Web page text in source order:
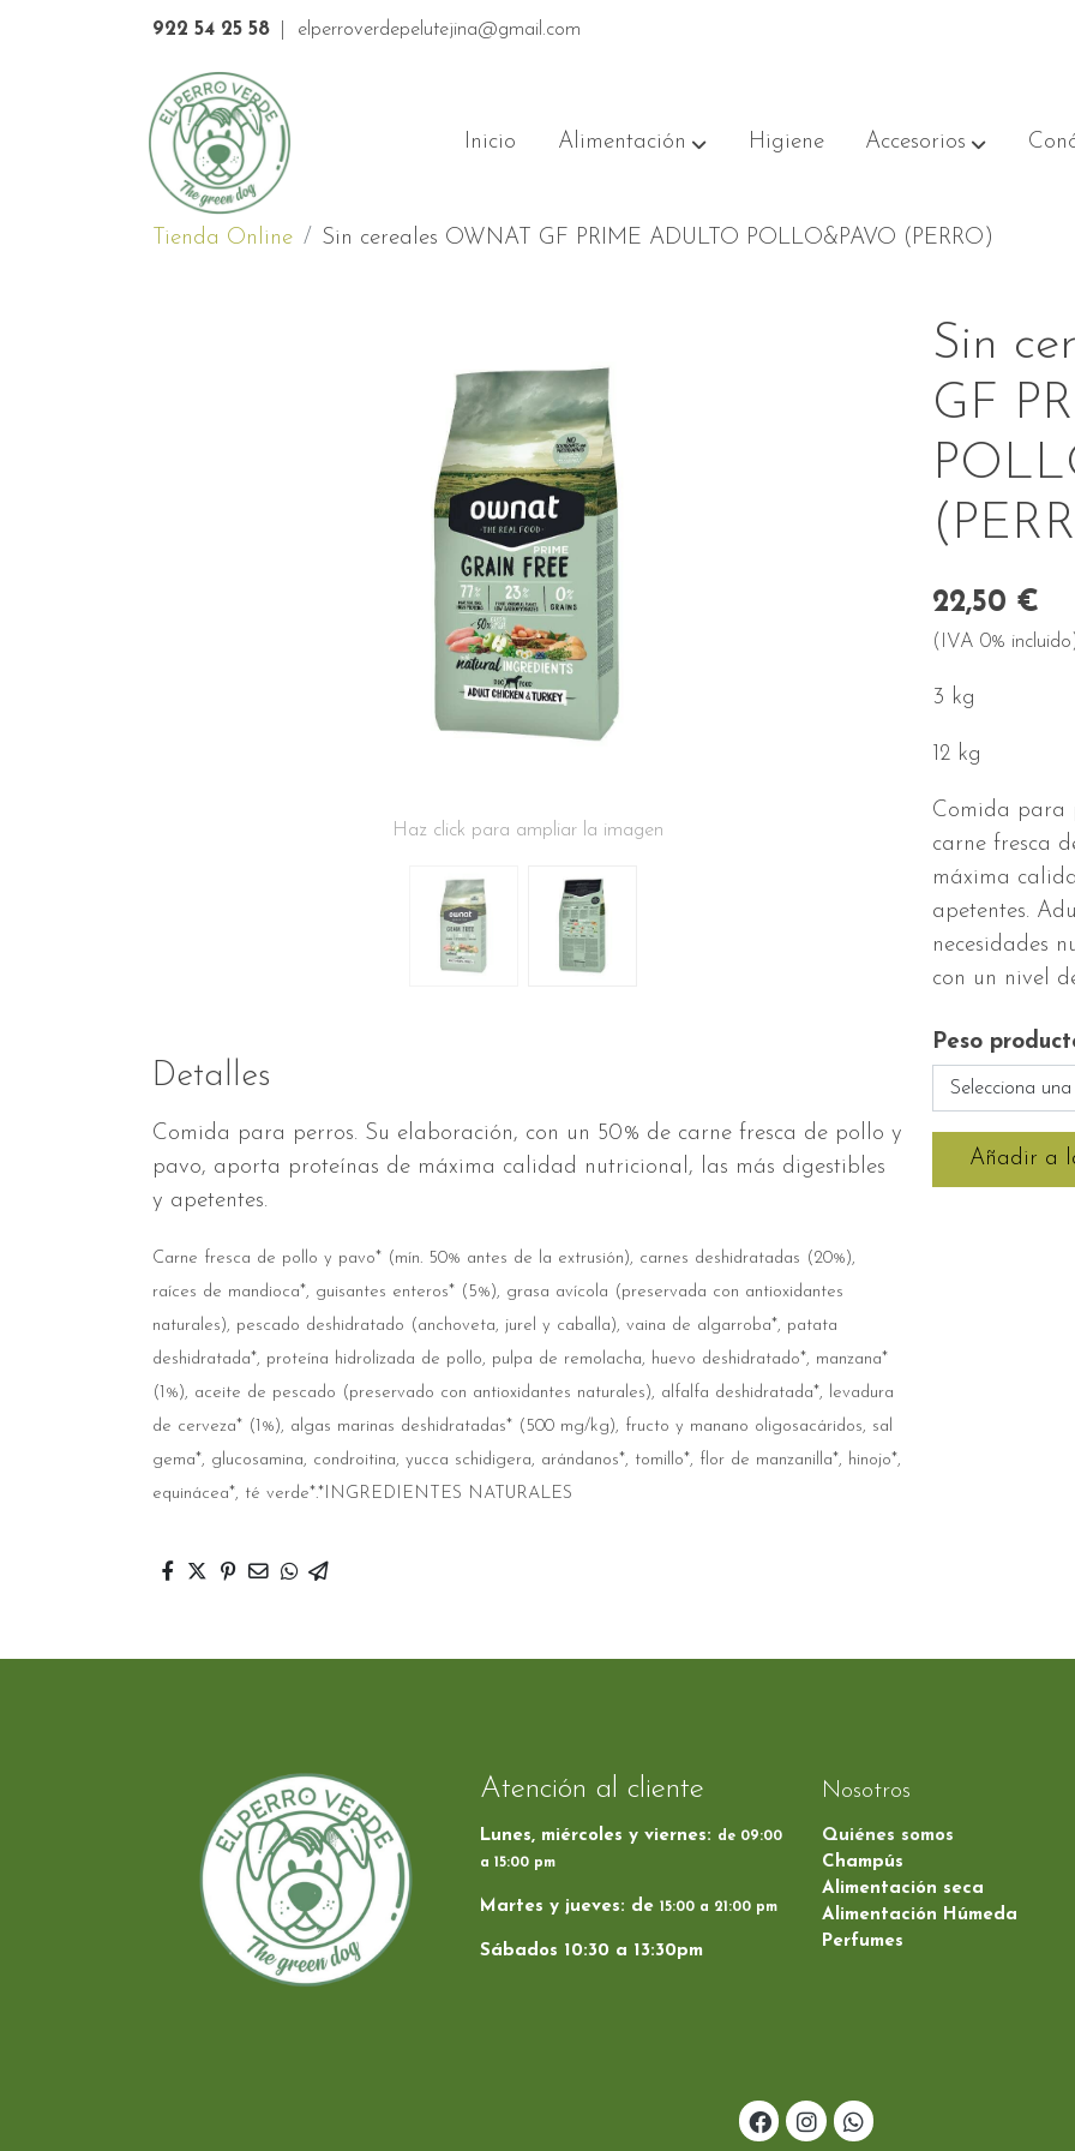
922 54 25 58 elperroverdepelutejina@gmail.com
Inicio Alimentación Higiene Accesorios
Tienda Online Sin cereales OWNAT GF PRIME ADULTO POLLO&PAVO (PERRO)
Haz click para ampliar la imagen
Detalles
Comida para perros. Su elaboración, con un 50% de carne fresca de pollo y
pavo, aporta proteínas de máxima calidad nutricional, las más digestibles
y apetentes.
Carne fresca de pollo y pavo* (mín. 50% antes de la extrusión), carnes deshidratadas (20%),
raíces de mandioca*, guisantes enteros* (5%), grasa avícola (preservada con antioxidantes
naturales), pescado deshidratado (anchoveta, jurel y caballa), vaina de algarroba*, patata
deshidratada*, proteína hidrolizada de pollo, pulpa de remolacha, huevo deshidratado*, manzana*
(1%), aceite de pescado (preservado con antioxidantes naturales), alfalfa deshidratada*, levadura
de cerveza* (1%), algas marinas deshidratadas* (500 mg/kg), fructo y manano oligosacáridos, sal
gema*, glucosamina, condroitina, yucca schidigera, arándanos*, tomillo*, flor de manzanilla*, hinojo*,
equinácea*, té verde*.*INGREDIENTES NATURALES
Sin
GF
22,50 €
(IVA 0%
3 kg
12 kg
Comida para
carne fresca
máxima
apetentes.
necesidades
con un nivel
Peso
Selecciona
Añadir a
Atención al cliente
Lunes, miércoles y viernes: de 09:00
a 15:00 pm
Martes y jueves: de 15:00 a 21:00 pm
Sábados 10:30 a 13:30pm
Nosotros
Quiénes somos
Champús
Alimentación seca
Alimentación Húmeda
Perfumes